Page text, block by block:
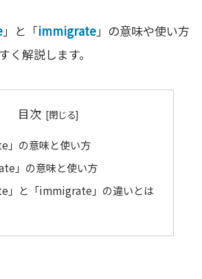
」と「immigrate」の意味や使い方
く解説します。
目次
」の意味と使い方
」の意味と使い方
」と「immigrate」の違いとは